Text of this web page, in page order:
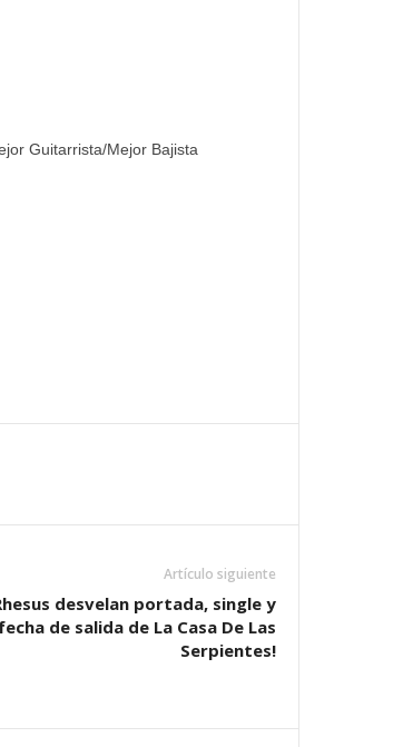
Guitarrista/Mejor Bajista
Artículo siguiente
desvelan portada, single y
fecha de salida de La Casa De Las
Serpientes!